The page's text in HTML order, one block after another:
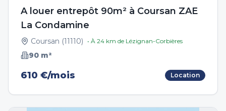
A louer entrepôt 90m² à Coursan ZAE
La Condamine
Coursan (11110) • À 24 km de Lézignan-Corbières
90 m²
610 €/mois Location